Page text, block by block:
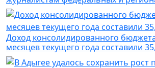
Доход консолидированного
месяцев текущего года составили